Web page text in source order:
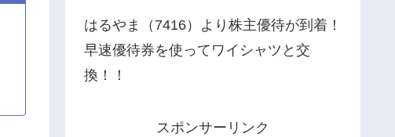
はるやま（7416）より株主優待が到着！
早速優待券を使ってワイシャツと交
換！！
スポンサーリンク